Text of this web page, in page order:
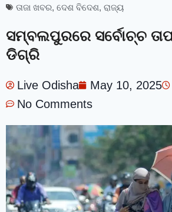
ତାଜା ଖବର, ଦେଶ ବିଦେଶ, ରାଜ୍ୟ
ସମ୍ବଲପୁରରେ ସର୍ବୋଚ୍ଚ
ଡିଗ୍ରି
Live Odisha May 10, 2025
No Comments